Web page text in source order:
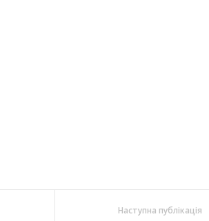
Наступна публікація